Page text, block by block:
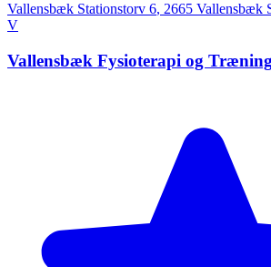
Vallensbæk Stationstorv 6, 2665 Vallensbæk
V
Vallensbæk Fysioterapi og Træning